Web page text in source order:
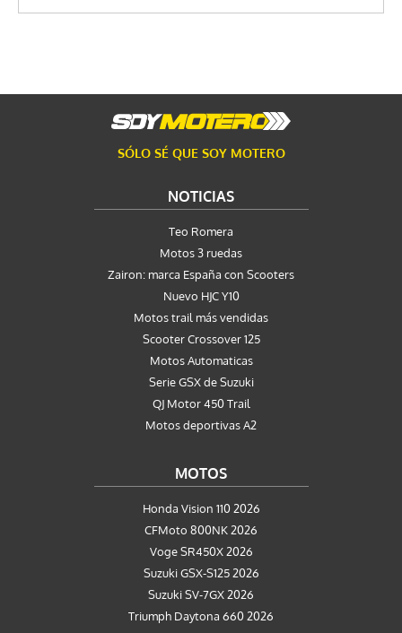
SÓLO SÉ QUE SOY MOTERO
NOTICIAS
Teo Romera
Motos 3 ruedas
Zairon: marca España con Scooters
Nuevo HJC Y10
Motos trail más vendidas
Scooter Crossover 125
Motos Automaticas
Serie GSX de Suzuki
QJ Motor 450 Trail
Motos deportivas A2
MOTOS
Honda Vision 110 2026
CFMoto 800NK 2026
Voge SR450X 2026
Suzuki GSX-S125 2026
Suzuki SV-7GX 2026
Triumph Daytona 660 2026